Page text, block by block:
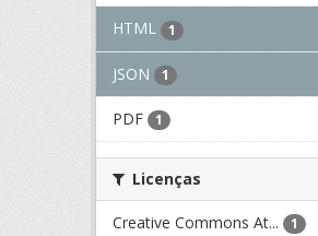
HTML 1
JSON 1
PDF 1
Licenças
Creative Commons At... 1